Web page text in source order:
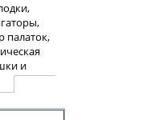
палаток,
и
наборы
для